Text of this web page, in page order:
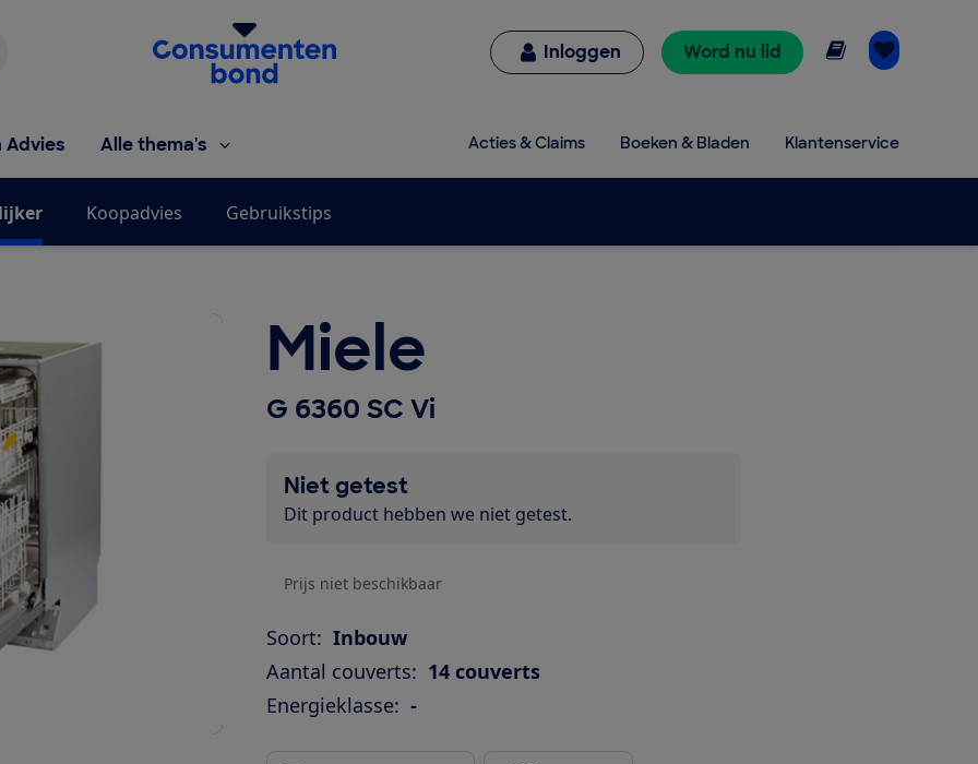
Homepage van de Consumentenbond
Inloggen Word nu lid Online lezen
Advies Alle thema's Acties & Claims Boeken & Bladen Klantenservice
Koopadvies Gebruikstips
Miele
G 6360 SC Vi
Niet getest
Dit product hebben we niet getest.
Prijs niet beschikbaar
Soort: Inbouw
Aantal couverts: 14 couverts
Energieklasse: -